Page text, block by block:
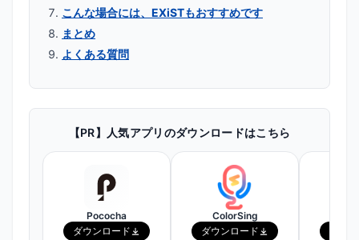
こんな場合には、EXiSTもおすすめです
まとめ
よくある質問
【PR】人気アプリのダウンロードはこちら
Pococha
ダウンロード
ColorSing
ダウンロード